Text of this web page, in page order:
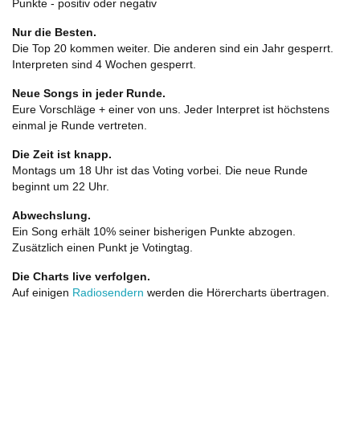
Punkte - positiv oder negativ
Nur die Besten.
Die Top 20 kommen weiter. Die anderen sind ein Jahr gesperrt.
Interpreten sind 4 Wochen gesperrt.
Neue Songs in jeder Runde.
Eure Vorschläge + einer von uns. Jeder Interpret ist höchstens
einmal je Runde vertreten.
Die Zeit ist knapp.
Montags um 18 Uhr ist das Voting vorbei. Die neue Runde
beginnt um 22 Uhr.
Abwechslung.
Ein Song erhält 10% seiner bisherigen Punkte abzogen.
Zusätzlich einen Punkt je Votingtag.
Die Charts live verfolgen.
Auf einigen Radiosendern werden die Hörercharts übertragen.